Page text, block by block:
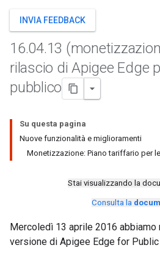
INVIA FEEDBACK
16.04.13
rilascio di Apigee Edge
pubblico
Su questa pagina
Nuove funzionalità e miglioramenti
Monetizzazione: Piano tariffario per
Stai visualizzando la
Consulta la
Mercoledì 13 aprile 2016 abbiamo
versione di Apigee Edge for Public